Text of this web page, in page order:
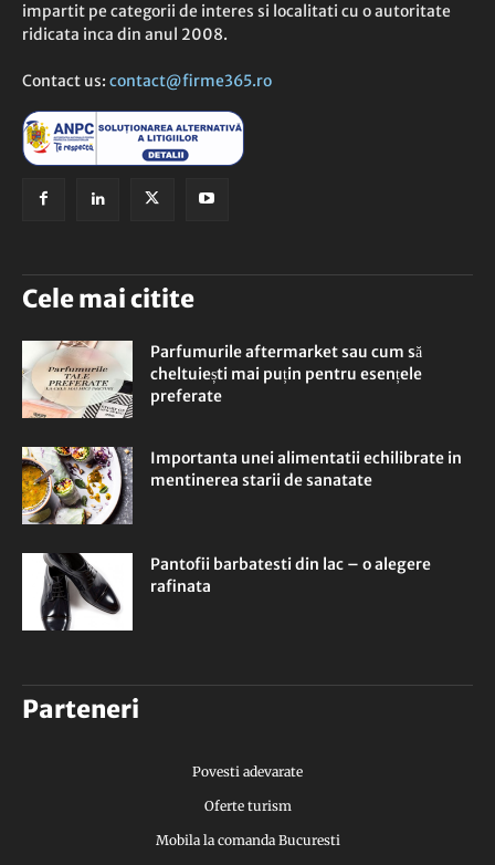
impartit pe categorii de interes si localitati cu o autoritate
ridicata inca din anul 2008.
Contact us: contact@firme365.ro
Cele mai citite
Parfumurile aftermarket sau cum să
cheltuiești mai puțin pentru esențele
preferate
Importanta unei alimentatii echilibrate in
mentinerea starii de sanatate
Pantofii barbatesti din lac – o alegere
rafinata
Parteneri
Povesti adevarate
Oferte turism
Mobila la comanda Bucuresti